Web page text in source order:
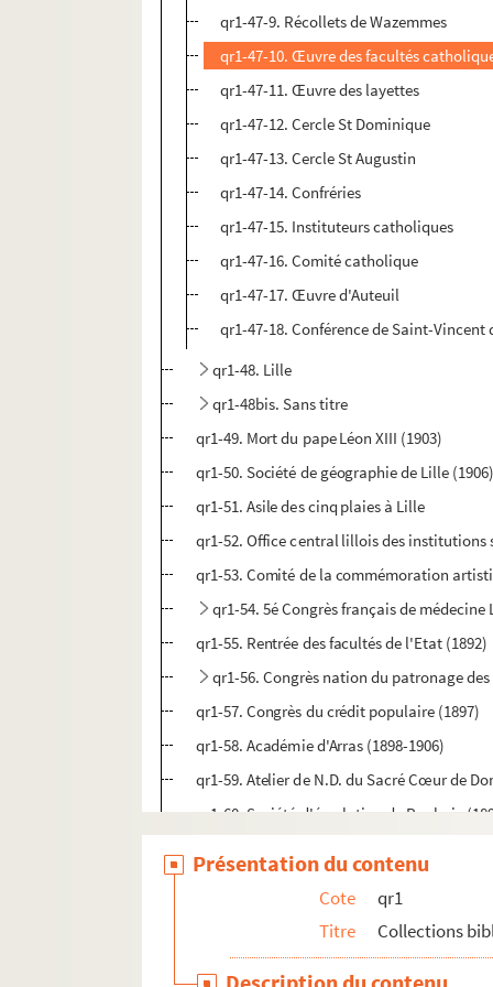
qr1-47-9. Récollets de Wazemmes
qr1-47-10. Œuvre des facultés
qr1-47-11. Œuvre des layettes
qr1-47-12. Cercle St Dominique
qr1-47-13. Cercle St Augustin
qr1-47-14. Confréries
qr1-47-15. Instituteurs catholiques
qr1-47-16. Comité catholique
qr1-47-17. Œuvre d'Auteuil
qr1-47-18. Conférence de Saint-
qr1-48. Lille
qr1-48bis. Sans titre
qr1-49. Mort du pape Léon XIII (1903)
qr1-50. Société de géographie de Lille
qr1-51. Asile des cinq plaies à Lille
qr1-52. Office central lillois des institutions
qr1-53. Comité de la commémoration
qr1-54. 5é Congrès français de médecine
qr1-55. Rentrée des facultés de l'Etat (1892)
qr1-56. Congrès nation du patronage
qr1-57. Congrès du crédit populaire (1897)
qr1-58. Académie d'Arras (1898-1906)
qr1-59. Atelier de N.D. du Sacré Cœur de
qr1-60. Société d'émulation de Roubaix
Présentation du contenu
Cote
qr1
Titre
Collections